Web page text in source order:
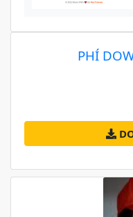
PHÍ